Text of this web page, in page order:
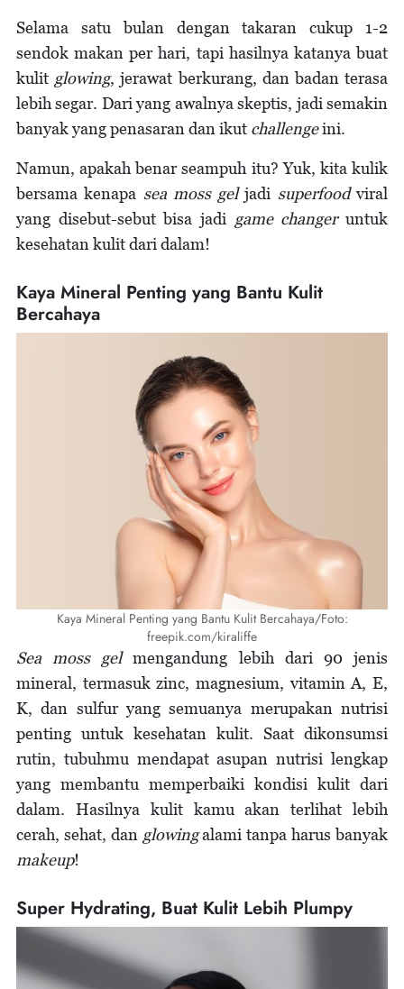
Selama satu bulan dengan takaran cukup 1-2
sendok makan per hari, tapi hasilnya katanya buat
kulit glowing, jerawat berkurang, dan badan terasa
lebih segar. Dari yang awalnya skeptis, jadi semakin
banyak yang penasaran dan ikut challengeini.
Namun, apakah benar seampuh itu? Yuk, kita kulik
bersama kenapa sea moss geljadi superfoodviral
yang disebut-sebut bisa jadi game changeruntuk
kesehatan kulit dari dalam!
Kaya Mineral Penting yang Bantu Kulit
Bercahaya
Kaya Mineral Penting yang Bantu Kulit Bercahaya/Foto:
freepik.com/kiraliffe
Sea moss gelmengandung lebih dari 90 jenis
mineral, termasuk zinc, magnesium, vitamin A, E,
K, dan sulfur yang semuanya merupakan nutrisi
penting untuk kesehatan kulit. Saat dikonsumsi
rutin, tubuhmu mendapat asupan nutrisi lengkap
yang membantu memperbaiki kondisi kulit dari
dalam. Hasilnya kulit kamu akan terlihat lebih
cerah, sehat, dan glowingalami tanpa harus banyak
makeup!
Super Hydrating, Buat Kulit Lebih Plumpy